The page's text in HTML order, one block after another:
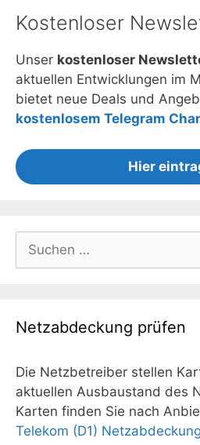
Kostenloser
Unser kostenloser
aktuellen Entwicklungen im
bietet neue Deals und
kostenlosem Telegram
Hier
nach:
Netzabdeckung prüfen
Die Netzbetreiber stellen
aktuellen Ausbaustand des
Karten finden Sie nach
Telekom (D1) Netzabdeckung